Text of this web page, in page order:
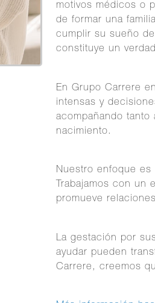
motivos médicos o
de formar una
cumplir su sueño
constituye un
En Grupo Carrere
intensas y
acompañando
nacimiento.
Nuestro enfoque
Trabajamos con un
promueve
La gestación por
ayudar pueden
Carrere, creemos